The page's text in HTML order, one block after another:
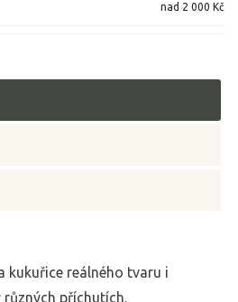
nad 2 000 Kč
kukuřice reálného tvaru i
příchutích.